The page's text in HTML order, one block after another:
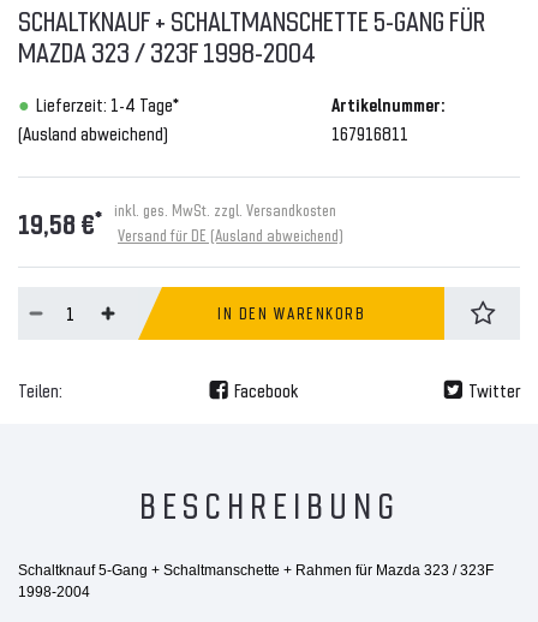
SCHALTKNAUF + SCHALTMANSCHETTE 5-GANG FÜR
MAZDA 323 / 323F 1998-2004
Lieferzeit: 1-4 Tage*
(Ausland abweichend)
Artikelnummer:
167916811
19,58 €* inkl. ges. MwSt. zzgl. Versandkosten
Versand für DE (Ausland abweichend)
IN DEN WARENKORB
Teilen: Facebook Twitter
BESCHREIBUNG
Schaltknauf 5-Gang + Schaltmanschette + Rahmen für Mazda 323 / 323F
1998-2004